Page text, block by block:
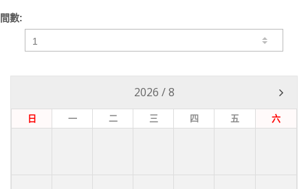
間數:
2026 /8
日 一 二 三 四 五 六